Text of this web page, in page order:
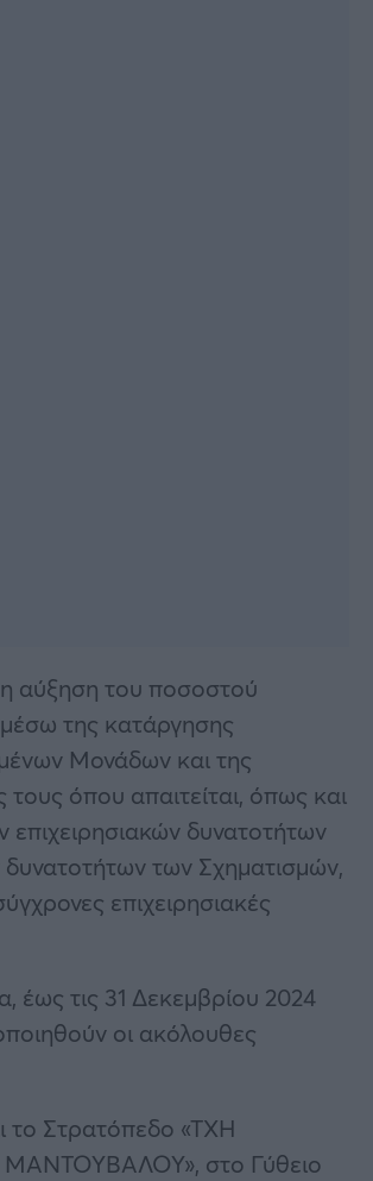
η αύξηση του ποσοστού
της κατάργησης
Μονάδων και της
όπου απαιτείται, όπως και
επιχειρησιακών δυνατοτήτων
δυνατοτήτων των Σχηματισμών,
επιχειρησιακές
έως τις 31 Δεκεμβρίου 2024
οι ακόλουθες
το Στρατόπεδο «ΤΧΗ
στο Γύθειο